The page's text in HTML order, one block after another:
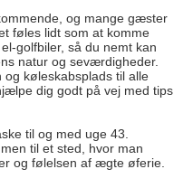
og mange gæster
føles lidt som at komme
golfbiler, så du nemt kan
natur og seværdigheder.
køleskabsplads til alle
dig godt på vej med tips
til og med uge 43.
til et sted, hvor man
og følelsen af ægte øferie.